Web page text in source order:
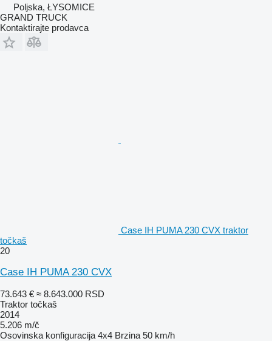
Poljska, ŁYSOMICE
GRAND TRUCK
Kontaktirajte prodavca
Case IH PUMA 230 CVX traktor
točkaš
20
Case IH PUMA 230 CVX
73.643 € ≈ 8.643.000 RSD
Traktor točkaš
2014
5.206 m/č
Osovinska konfiguracija 4x4 Brzina 50 km/h